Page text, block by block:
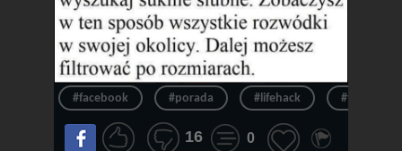
#facebook #porada #lifehack #tinder
16 0